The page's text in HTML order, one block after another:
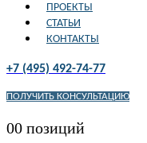
ПРОЕКТЫ
СТАТЬИ
КОНТАКТЫ
+7 (495) 492-74-77
ПОЛУЧИТЬ КОНСУЛЬТАЦИЮ
00 позиций